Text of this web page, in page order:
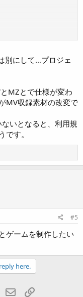
思っています。
を入れることで、オリ
ょうか？
別にして…プロジェ
MZとで仕様が変わ
MV収録素材の改変で
いとなると、利用規
す。
#5
ゲームを制作したい
here.
WhatsApp
Eメール